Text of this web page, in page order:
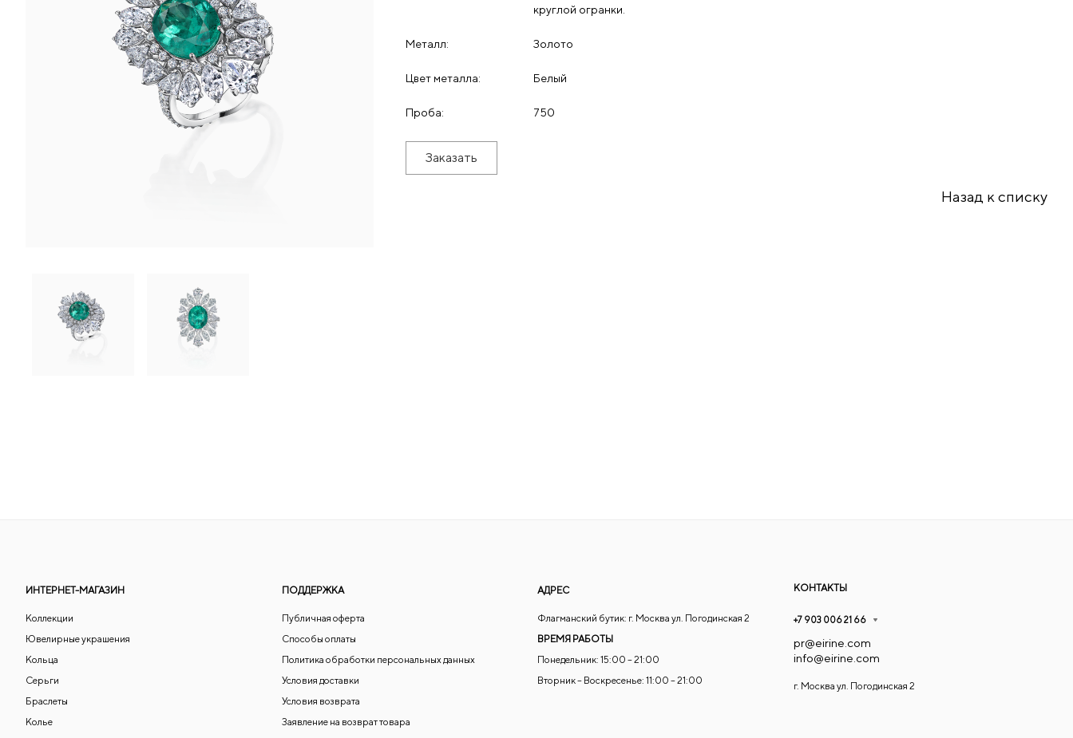
круглой огранки.
Металл: Золото
Цвет металла: Белый
Проба: 750
Заказать
Назад к списку
ИНТЕРНЕТ-МАГАЗИН
Коллекции
Ювелирные украшения
Кольца
Серьги
Браслеты
Колье
ПОДДЕРЖКА
Публичная оферта
Способы оплаты
Политика обработки персональных данных
Условия доставки
Условия возврата
Заявление на возврат товара
АДРЕС
Флагманский бутик: г. Москва ул. Погодинская 2
ВРЕМЯ РАБОТЫ
Понедельник: 15:00 – 21:00
Вторник – Воскресенье: 11:00 – 21:00
КОНТАКТЫ
+7 903 006 21 66
pr@eirine.com
info@eirine.com
г. Москва ул. Погодинская 2